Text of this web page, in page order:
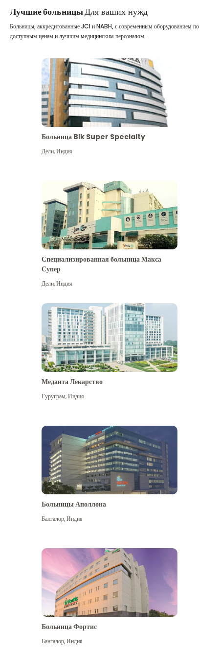
Лучшие больницыДля ваших нужд
Посмотреть больше
Больницы, аккредитованные JCI и NABH, с современным оборудованием по
доступным ценам и лучшим медицинским персоналом.
Больница Blk Super Specialty
Дели,Индия
Специализированная больница Макса
Супер
Дели,Индия
Меданта Лекарство
Гуруграм,Индия
Больницы Аполлона
Бангалор,Индия
Больница Фортис
Бангалор,Индия